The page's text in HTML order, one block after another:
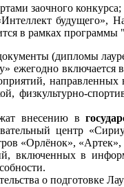
заочного
будущего»,
в рамках программы
(дипломы
ежегодно включается
направленных
физкультурно-
внесению в
центр
«Орлёнок»,
включенных в
о подготовке